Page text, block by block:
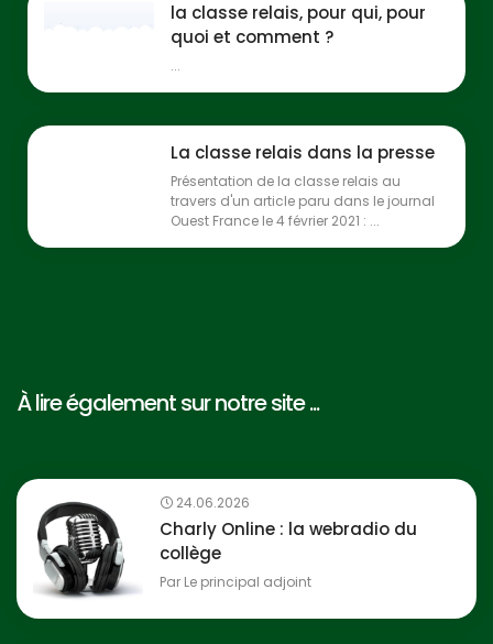
la classe relais, pour qui, pour
quoi et comment ?
...
La classe relais dans la presse
Présentation de la classe relais au
travers d'un article paru dans le journal
Ouest France le 4 février 2021 : ...
À lire également sur notre site ...
24.06.2026
Charly Online : la webradio du
collège
Par Le principal adjoint